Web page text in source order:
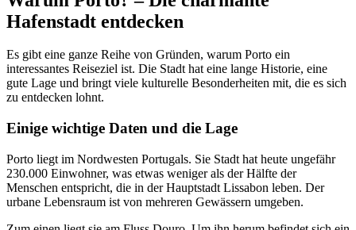
Hafenstadt entdecken
Es gibt eine ganze Reihe von Gründen, warum Porto ein
interessantes Reiseziel ist. Die Stadt hat eine lange Historie, eine
gute Lage und bringt viele kulturelle Besonderheiten mit, die es sich
zu entdecken lohnt.
Einige wichtige Daten und die Lage
Porto liegt im Nordwesten Portugals. Sie Stadt hat heute ungefähr
230.000 Einwohner, was etwas weniger als der Hälfte der
Menschen entspricht, die in der Hauptstadt Lissabon leben. Der
urbane Lebensraum ist von mehreren Gewässern umgeben.